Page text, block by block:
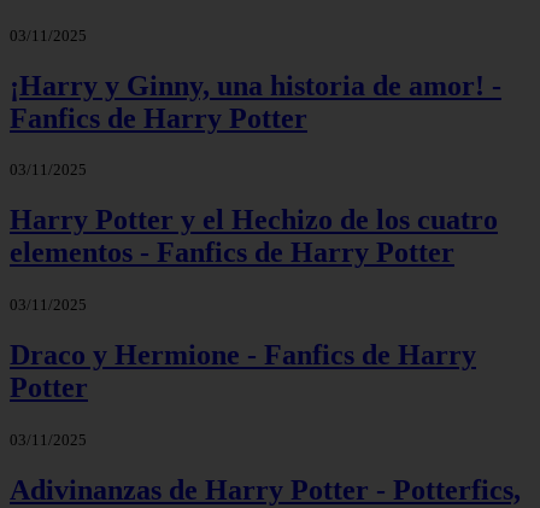
03/11/2025
¡Harry y Ginny, una historia de amor! -
Fanfics de Harry Potter
03/11/2025
Harry Potter y el Hechizo de los cuatro
elementos - Fanfics de Harry Potter
03/11/2025
Draco y Hermione - Fanfics de Harry
Potter
03/11/2025
Adivinanzas de Harry Potter - Potterfics,